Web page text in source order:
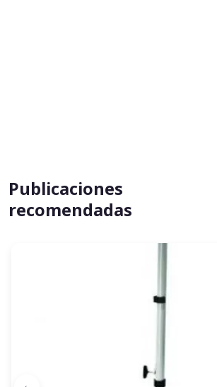
Publicaciones
recomendadas